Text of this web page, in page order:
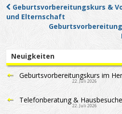
Post navigation
Geburtsvorbereitungskurs &
und Elternschaft
Neuigkeiten
Geburtsvorbereitungskurs im
22. Juli 2026
Telefonberatung & Hausbesuche
22. Juli 2026